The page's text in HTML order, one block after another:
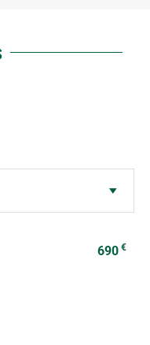
690 €